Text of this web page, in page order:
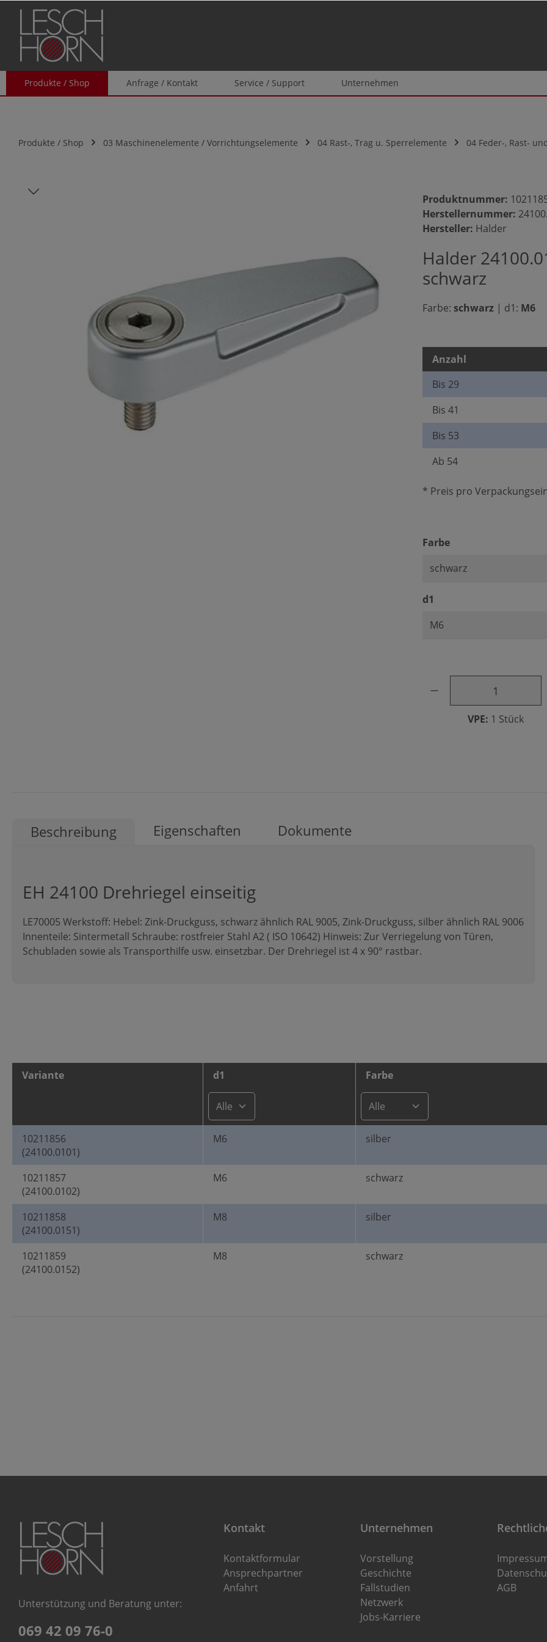
Zur Hauptnavigation springen
Produkte / Shop Anfrage / Kontakt Service / Support Unternehmen
Produkte / Shop 03 Maschinenelemente / Vorrichtungselemente 04 Rast-, Trag u. Sperrelemente 04 Feder-, Rast-
Bildergalerie überspringen Produktnummer:
Herstellernummer:
Hersteller: Halder
Halder
schwarz
Farbe: schwarz | d1: M6
Anzahl
Bis 29
Bis 41
Bis 53
Ab 54
* Preis pro
Farbeauswählen
d1
Produkt Anzahl: Gib den
VPE: 1 Stück
Beschreibung Eigenschaften Dokumente
EH 24100 Drehriegel einseitig
LE70005 Werkstoff: Hebel: Zink-Druckguss, schwarz ähnlich RAL 9005, Zink-Druckguss, silber ähnlich RAL 9006
Innenteile: Sintermetall Schraube: rostfreier Stahl A2 ( ISO 10642) Hinweis: Zur Verriegelung von Türen,
Schubladen sowie als Transporthilfe usw. einsetzbar. Der Drehriegel ist 4 x 90° rastbar.
Variante d1 Farbe
10211856
(24100.0101)
M6 silber
10211857
(24100.0102)
M6 schwarz
10211858
(24100.0151)
M8 silber
10211859
(24100.0152)
M8 schwarz
Unterstützung und Beratung unter:
069 42 09 76-0
Kontakt
Kontaktformular
Ansprechpartner
Anfahrt
Unternehmen
Vorstellung
Geschichte
Fallstudien
Netzwerk
Jobs-Karriere
AGB